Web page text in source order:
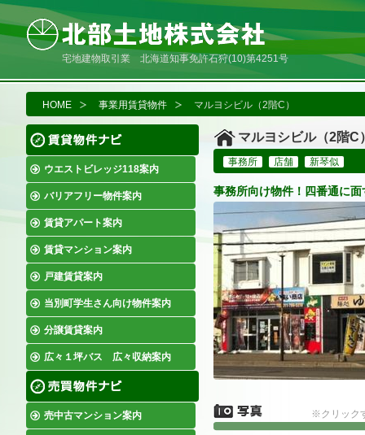
宅地建物取引業 北海道知事免許石狩(10)第4251号
HOME 事業用賃貸物件 マルヨシビル（2階C）
ウエストビレッジ118案内
バリアフリー物件案内
賃貸アパート案内
賃貸マンション案内
戸建賃貸案内
当別町学生さん向け物件案内
分譲賃貸案内
広々１坪バス 広々収納案内
売中古マンション案内
マルヨシビル（2階C
事務所 店舗 新琴似
事務所向け物件！四番通に面
※クリック